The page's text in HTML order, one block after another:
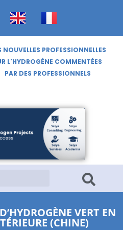
NOUVELLES PROFESSIONNELLES
L'HYDROGÈNE COMMENTÉES
PAR DES PROFESSIONNELS
VERT EN
(CHINE)